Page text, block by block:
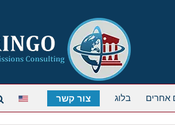
אחרים בלוג צור קשר